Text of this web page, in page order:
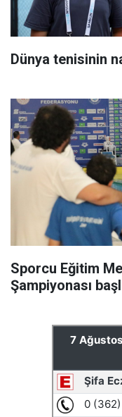
Dünya tenisinin
Sporcu Eğitim
Şampiyonası